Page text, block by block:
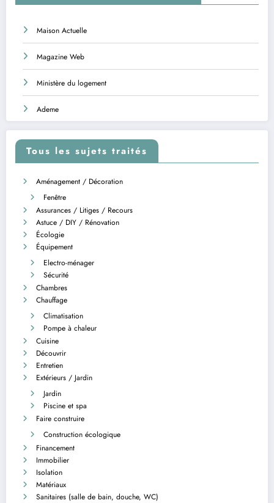
Maison Actuelle
Magazine Web
Ministère du logement
Ademe
Tous les sujets traités
Aménagement / Décoration
Fenêtre
Assurances / Litiges / Recours
Astuce / DIY / Rénovation
Écologie
Équipement
Electro-ménager
Sécurité
Chambres
Chauffage
Climatisation
Pompe à chaleur
Cuisine
Découvrir
Entretien
Extérieurs / Jardin
Jardin
Piscine et spa
Faire construire
Construction écologique
Financement
Immobilier
Isolation
Matériaux
Sanitaires (salle de bain, douche, WC)